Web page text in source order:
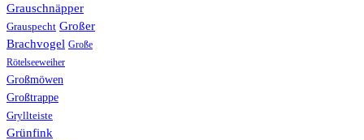
Grauschnäpper
Grauspecht Großer
Brachvogel Große
Rötelseeweiher
Großmöwen
Großtrappe
Gryllteiste
Grünfink